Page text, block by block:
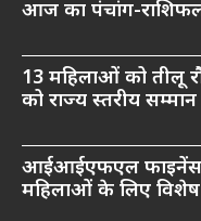
आज का पंचांग-
13 महिलाओं को तीलू
को राज्य स्तरीय सम्मान
आईआईएफएल फाइनेंस
महिलाओं के लिए